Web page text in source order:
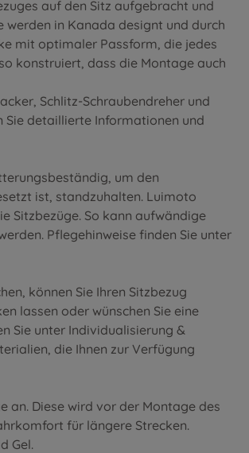
auf den Sitz aufgebracht und
werden in Kanada designt und durch
mit optimaler Passform, die jedes
konstruiert, dass die Montage auch
Schlitz-Schraubendreher und
Sie detaillierte Informationen und
um den
ist, standzuhalten. Luimoto
Sitzbezüge. So kann aufwändige
Pflegehinweise finden Sie unter
können Sie Ihren Sitzbezug
lassen oder wünschen Sie eine
Sie unter Individualisierung &
, die Ihnen zur Verfügung
an. Diese wird vor der Montage des
für längere Strecken.
Gel.